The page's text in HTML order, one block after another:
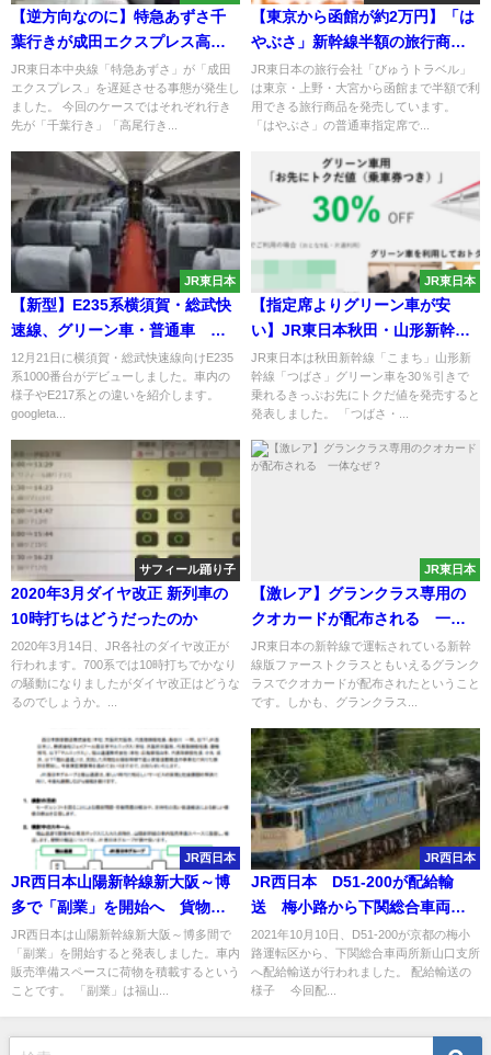
【逆方向なのに】特急あずさ千
葉行きが成田エクスプレス高尾
行きを遅延させる 乗務員の行
路が問題？
JR東日本中央線「特急あずさ」が「成田
エクスプレス」を遅延させる事態が発生し
ました。 今回のケースではそれぞれ行き
先が「千葉行き」「高尾行き...
【東京から函館が約2万円】「は
やぶさ」新幹線半額の旅行商品
発売 宿付きGOTOトラベル対
象
JR東日本の旅行会社「びゅうトラベル」
は東京・上野・大宮から函館まで半額で利
用できる旅行商品を発売しています。
「はやぶさ」の普通車指定席で...
JR東日本
【新型】E235系横須賀・総武快
速線、グリーン車・普通車 車
内紹介
12月21日に横須賀・総武快速線向けE235
系1000番台がデビューしました。車内の
様子やE217系との違いを紹介します。
googleta...
JR東日本
【指定席よりグリーン車が安
い】JR東日本秋田・山形新幹線
グリーン車30％引き お先にト
クだ値発売
JR東日本は秋田新幹線「こまち」山形新
幹線「つばさ」グリーン車を30％引きで
乗れるきっぷお先にトクだ値を発売すると
発表しました。 「つばさ・...
サフィール踊り子
2020年3月ダイヤ改正 新列車の
10時打ちはどうだったのか
2020年3月14日、JR各社のダイヤ改正が
行われます。700系では10時打ちでかなり
の騒動になりましたがダイヤ改正はどうな
るのでしょうか。...
JR東日本
【激レア】グランクラス専用の
クオカードが配布される 一体
なぜ？
JR東日本の新幹線で運転されている新幹
線版ファーストクラスともいえるグランク
ラスでクオカードが配布されたということ
です。しかも、グランクラス...
JR西日本
JR西日本山陽新幹線新大阪～博
多で「副業」を開始へ 貨物も
取り扱い実施へ
JR西日本は山陽新幹線新大阪～博多間で
「副業」を開始すると発表しました。車内
販売準備スペースに荷物を積載するという
ことです。 「副業」は福山...
JR西日本
JR西日本 D51-200が配給輸
送 梅小路から下関総合車両所
新山口支所まで
2021年10月10日、D51-200が京都の梅小
路運転区から、下関総合車両所新山口支所
へ配給輸送が行われました。 配給輸送の
様子 今回配...